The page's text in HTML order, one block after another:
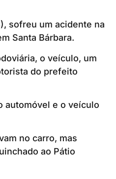
sofreu um acidente na
Santa Bárbara.
o veículo, um
do prefeito
automóvel e o veículo
no carro, mas
ao Pátio